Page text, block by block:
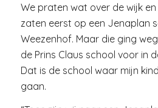
We praten wat over de wijk en
zaten eerst op een Jenaplan
Weezenhof. Maar die ging
de Prins Claus school voor in
Dat is de school waar mijn
gaan.